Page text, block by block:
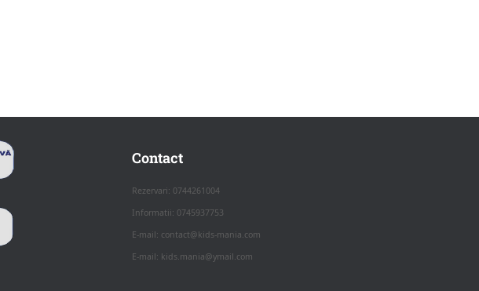
Contact
Rezervari: 0744261004
Informatii: 0745937753
E-mail: contact@kids-mania.com
E-mail: kids.mania@ymail.com